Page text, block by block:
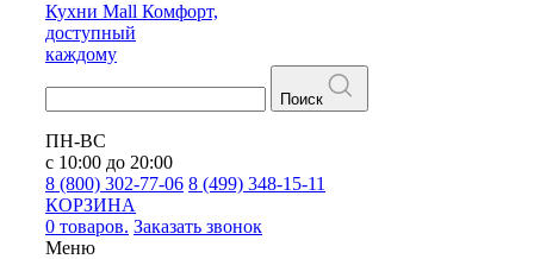
Кухни Mall Комфорт,
доступный
каждому
Поиск
ПН-ВС
с 10:00 до 20:00
8 (800) 302-77-06 8 (499) 348-15-11
КОРЗИНА
0 товаров. Заказать звонок
Меню